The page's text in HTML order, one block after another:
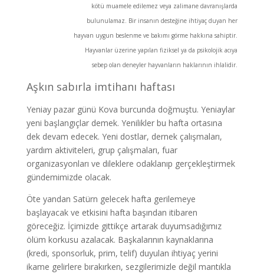
kötü muamele edilemez veya zalimane davranışlarda
bulunulamaz. Bir insanın desteğine ihtiyaç duyan her
hayvan uygun beslenme ve bakımı görme hakkına sahiptir.
Hayvanlar üzerine yapılan fiziksel ya da psikolojik acıya
sebep olan deneyler hayvanların haklarının ihlalidir.
Aşkın sabırla imtihanı haftası
Yeniay pazar günü Kova burcunda doğmuştu. Yeniaylar
yeni başlangıçlar demek. Yenilikler bu hafta ortasına
dek devam edecek. Yeni dostlar, dernek çalışmaları,
yardım aktiviteleri, grup çalışmaları, fuar
organizasyonları ve dileklere odaklanıp gerçekleştirmek
gündemimizde olacak.
Öte yandan Satürn gelecek hafta gerilemeye
başlayacak ve etkisini hafta başından itibaren
göreceğiz. İçimizde gittikçe artarak duyumsadığımız
ölüm korkusu azalacak. Başkalarının kaynaklarına
(kredi, sponsorluk, prim, telif) duyulan ihtiyaç yerini
ikame gelirlere bırakırken, sezgilerimizle değil mantıkla